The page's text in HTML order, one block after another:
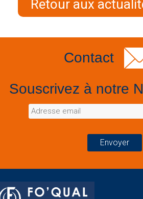
Retour aux
Contact
Souscrivez à notre